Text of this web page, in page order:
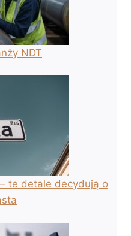
NDT
te detale decydują o